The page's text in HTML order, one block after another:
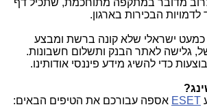
מדובר במתקפה מתוחכמת, שתכיל דף
לדמויות הבכירות בארגון.
כמעט ישראלי שלא קונה ברשת ומבצע
גלישה לאתר הבנק ותשלום חשבונות.
כדי להשיג מידע פיננסי אודותינו.
ESET אספה עבורכם את הטיפים הבאים: